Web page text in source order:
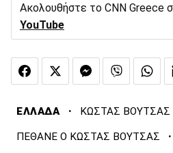
Ακολουθήστε το CNN Greece
YouTube
ΕΛΛΑΔΑ · ΚΩΣΤΑΣ ΒΟΥΤΣΑΣ
ΠΕΘΑΝΕ Ο ΚΩΣΤΑΣ ΒΟΥΤΣΑΣ ·